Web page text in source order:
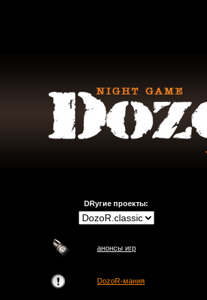
DRугие проекты:
анонсы игр
DozoR-мания